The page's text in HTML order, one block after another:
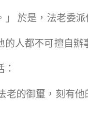
於是，法老委派
人都不可擅自辦
的御璽，刻有